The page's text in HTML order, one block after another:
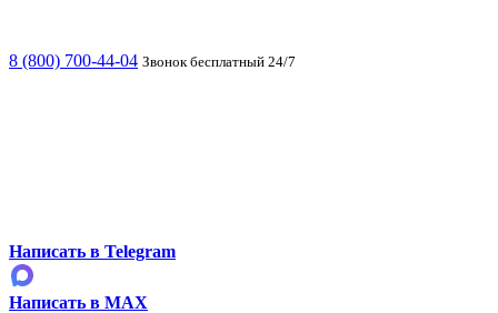
8 (800) 700-44-04 Звонок бесплатный 24/7
Написать в Telegram
Написать в MAX